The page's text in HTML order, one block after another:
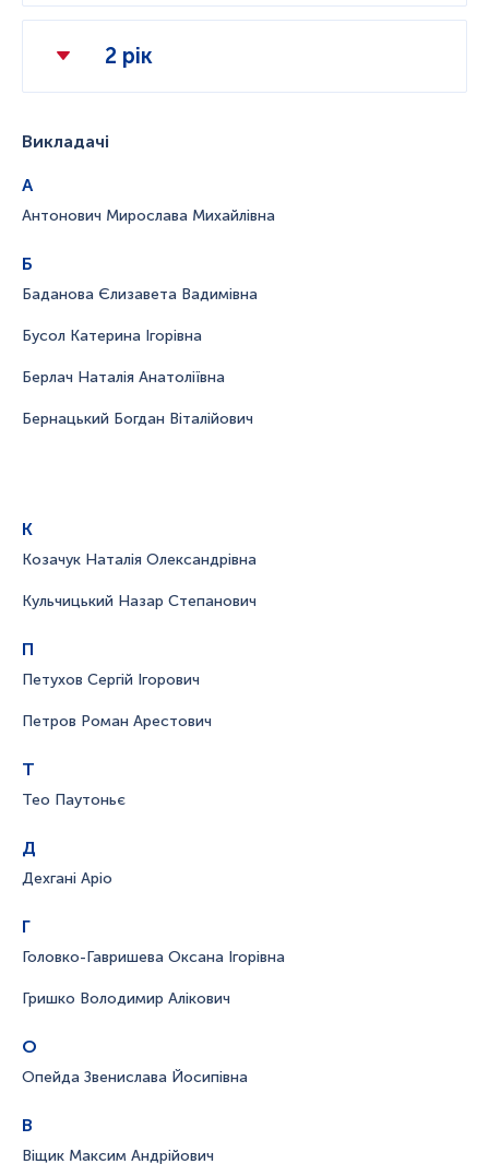
2 рік
Викладачі
А
Антонович Мирослава Михайлівна
Б
Баданова Єлизавета Вадимівна
Бусол Катерина Ігорівна
Берлач Наталія Анатоліївна
Бернацький Богдан Віталійович
К
Козачук Наталія Олександрівна
Кульчицький Назар Степанович
П
Петухов Сергій Ігорович
Петров Роман Арестович
Т
Тео Паутоньє
Д
Дехгані Аріо
Г
Головко-Гавришева Оксана Ігорівна
Гришко Володимир Алікович
О
Опейда Звенислава Йосипівна
В
Віщик Максим Андрійович